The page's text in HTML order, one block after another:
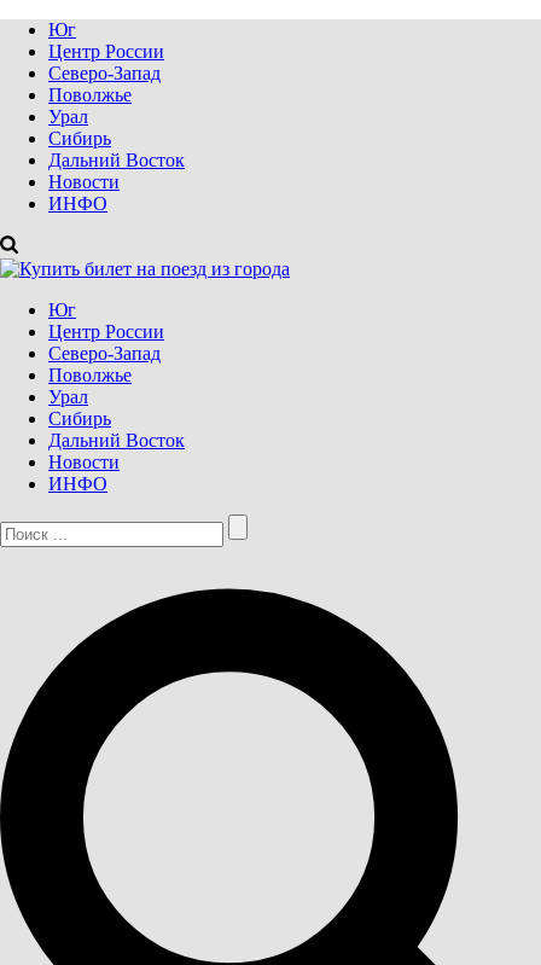
Юг
Центр России
Северо-Запад
Поволжье
Урал
Сибирь
Дальний Восток
Новости
ИНФО
Юг
Центр России
Северо-Запад
Поволжье
Урал
Сибирь
Дальний Восток
Новости
ИНФО